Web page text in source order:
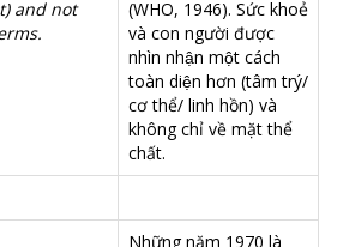
and not
(WHO, 1946). Sức khoẻ
và con người được
nhìn nhận một cách
toàn diện hơn (tâm trý/
cơ thể/ linh hồn) và
không chỉ về mặt thể
chất.
Những năm 1970 là